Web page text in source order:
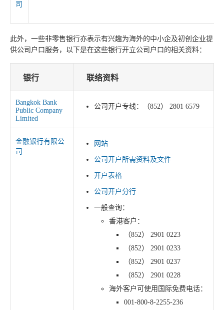
司
此外，一些非零售银行亦表示有兴趣为海外的中小企及初创企业提
供公司户口服务，以下是在这些银行开立公司户口的相关资料：
银行 联络资料
Bangkok Bank
Public Company
Limited
公司开户专线：（852） 2801 6579
金融银行有限公
司
网站
公司开户所需资料及文件
开户表格
公司开户分行
一般查询：
香港客户：
（852） 2901 0223
（852） 2901 0233
（852） 2901 0237
（852） 2901 0228
海外客户可使用国际免费电话：
001-800-8-2255-236